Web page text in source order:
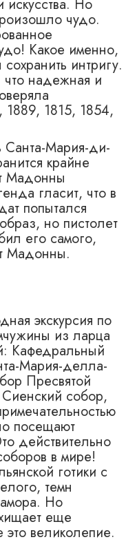
Но
чудо.
Какое именно,
интригу.
надежная и
1889, 1815, 1854,
Санта-Мария-ди-
крайне
Мадонны
гласит, что в
попытался
но пистолет
его самого,
Мадонны.
экскурсия по
из ларца
Кафедральный
Мария-делла-
Пресвятой
собор,
посещают
действительно
в мире!
готики с
темн
Но
еще
великолепие.